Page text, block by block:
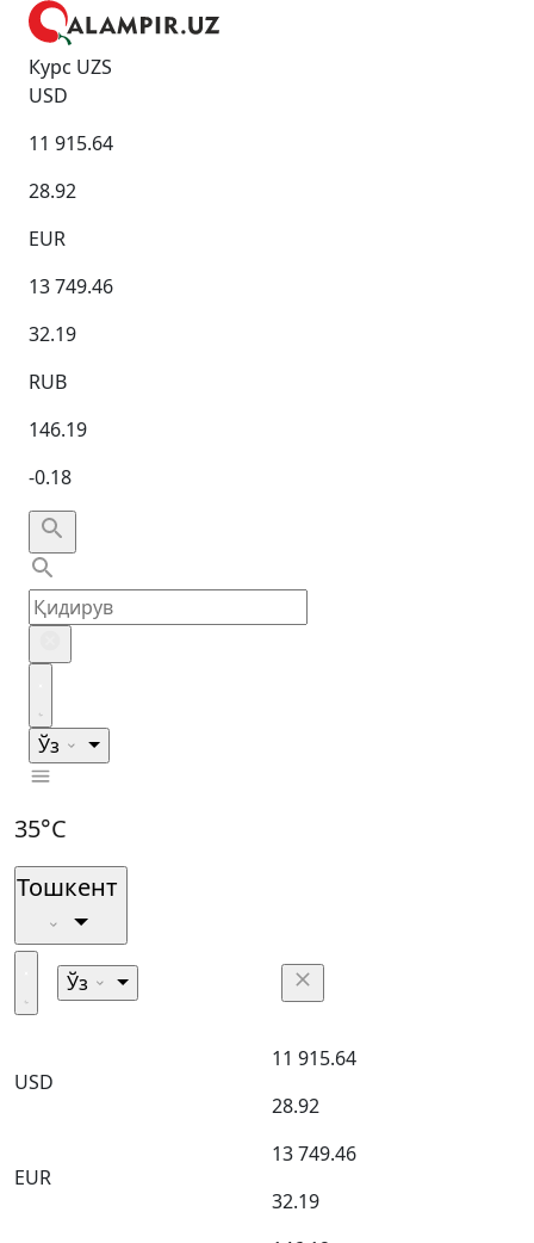
Курс UZS
USD
11 915.64
28.92
EUR
13 749.46
32.19
RUB
146.19
-0.18
Ўз
35°C
Тошкент
Ўз
USD
11 915.64
28.92
EUR
13 749.46
32.19